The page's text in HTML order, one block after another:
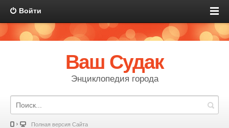
Войти
Ваш Судак
Энциклопедия города
Полная версия Сайта